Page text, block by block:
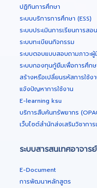
ปฏิทินการศึกษา
ระบบบริการการศึกษา (ESS)
ระบบประเมินการเรียนการสอน
ระบบทะเบียนกิจกรรม
ระบบตอบแบบสอบถามภาวะผู้
ระบบกองทุนกู้ยืมเพื่อการศึกษ
สร้างหรือเปลี่ยนรหัสการใช้ง
แจ้งปัญหาการใช้งาน
E-learning ksu
บริการสืบค้นทรัพยากร
เว็บไซต์สำนักส่งเสริมวิชาการ
ระบบสารสนเทศอาจา
E-Document
การพัฒนาหลักสูตร